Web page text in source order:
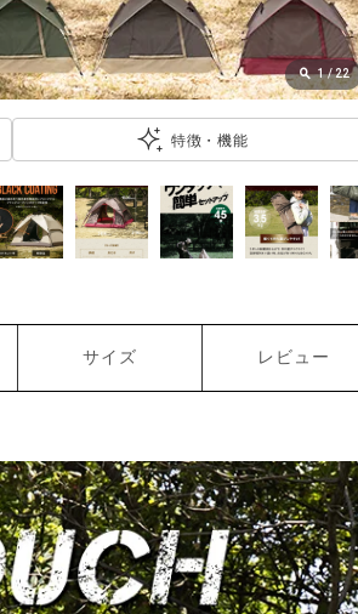
1/22
特徴・機能
サイズ レビュー